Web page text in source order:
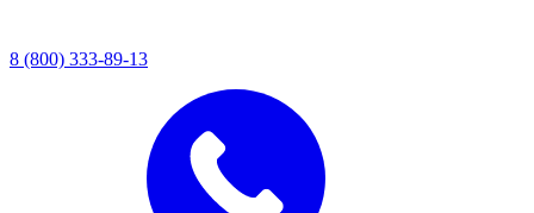
8 (800) 333-89-13